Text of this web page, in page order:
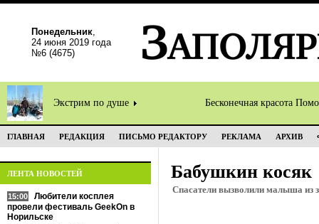
Понедельник,
24 июня 2019 года
№6 (4675)
Экстрим по душе Бесконечная красота
ГЛАВНАЯ РЕДАКЦИЯ ПИСЬМО РЕДАКТОРУ РЕКЛАМА АРХИВ
ЛЕНТА НОВОСТЕЙ
15:00
Любители косплея
провели фестиваль GeekOn в
Норильске
Бабушкин косяк
Спасатели вызволили малыша из